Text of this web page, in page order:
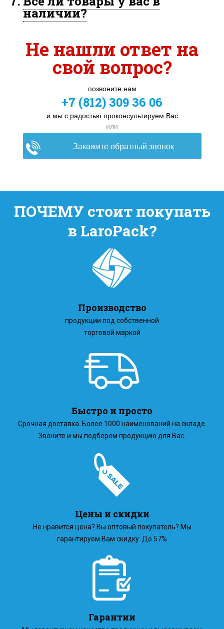
наличии?
Не нашли ответ на
свой вопрос?
позвоните нам
+7 (812) 309 36 06
и мы с радостью проконсультируем Вас
или
Закажите обратный звонок
ПОЧЕМУ стоит покупать
в LaroPack?
Производство
продукции под собственной
торговой маркой
Быстро и просто
Срочная доставка. Более 1000 наименований на складе.
Звоните и мы подберем продукцию для Вас.
Цены и скидки
Не нравится цена? Вы оптовый покупатель? Мы
гарантируем Вам скидку. До 57%
Гарантии